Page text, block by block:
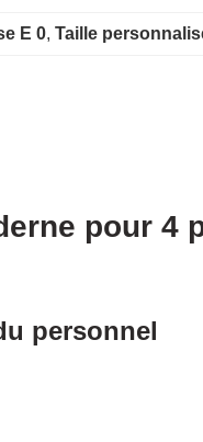
E 0, Taille
pour 4
personnel